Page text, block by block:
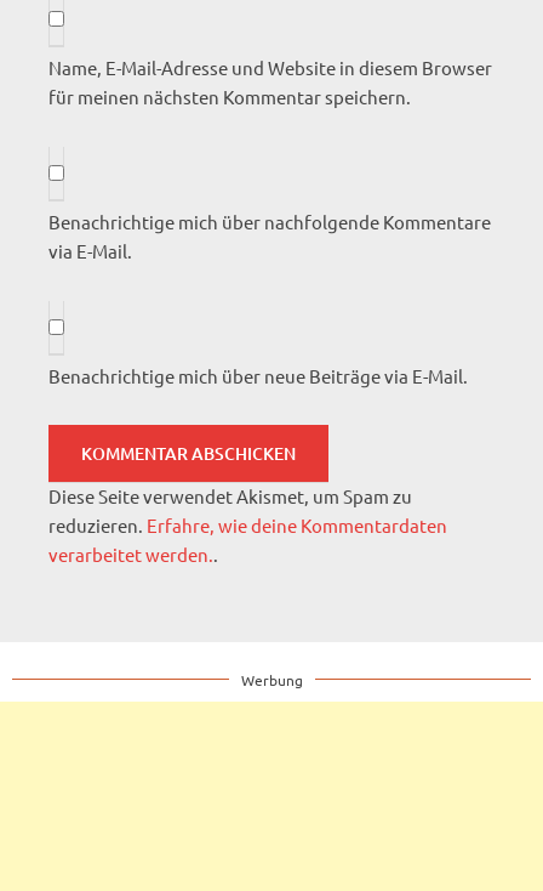
Name, E-Mail-Adresse und Website in diesem Browser
für meinen nächsten Kommentar speichern.
Benachrichtige mich über nachfolgende Kommentare
via E-Mail.
Benachrichtige mich über neue Beiträge via E-Mail.
Diese Seite verwendet Akismet, um Spam zu
reduzieren. Erfahre, wie deine Kommentardaten
verarbeitet werden..
Werbung